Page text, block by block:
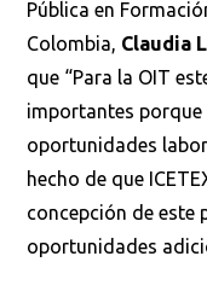
Pública en
Colombia, Claudia
que “Para la OIT
importantes porque
oportunidades
hecho de que
concepción de este
oportunidades